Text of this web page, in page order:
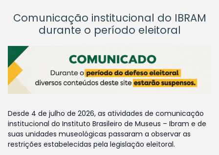
Comunicação institucional do IBRAM
durante o período eleitoral
Desde 4 de julho de 2026, as atividades de comunicação
institucional do Instituto Brasileiro de Museus – Ibram e de
suas unidades museológicas passaram a observar as
restrições estabelecidas pela legislação eleitoral.